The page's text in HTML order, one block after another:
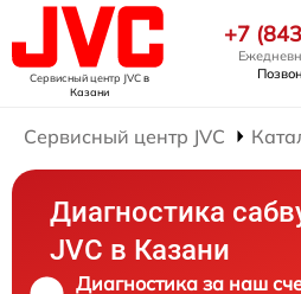
Сервисный центр JVCв
Казани
+7
Сервисный центр JVC
Диагностика
JVC в Казани
Диагностика за наш